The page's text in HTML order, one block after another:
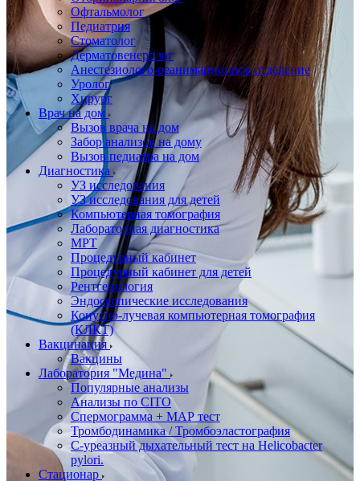
Офтальмолог
Педиатрия
Стоматолог
Дерматовенеролог
Анестезиолого-реанимационное отделение
Уролог
Хирург
Врач на дом
Вызов врача на дом
Забор анализов на дому
Вызов педиатра на дом
Диагностика
УЗ исследования
УЗ исследования для детей
Компьютерная томография
Лабораторная диагностика
МРТ
Процедурный кабинет
Процедурный кабинет для детей
Рентгенология
Эндоскопические исследования
Конусно-лучевая компьютерная томография
(КЛКТ)
Вакцинация
Вакцины
Лаборатория "Медина"
Популярные анализы
Анализы по CITO
Спермограмма + МАР тест
Тромбодинамика / Тромбоэластография
С-уреазный дыхательный тест на Helicobacter
pylori.
Стационар